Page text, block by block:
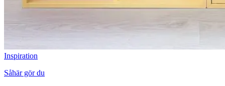
Inspiration
Såhär gör du